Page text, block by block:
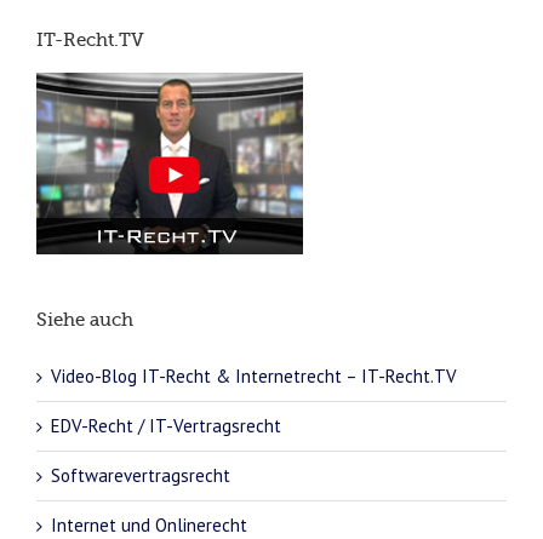
IT-Recht.TV
Siehe auch
Video-Blog IT-Recht & Internetrecht – IT-Recht.TV
EDV-Recht / IT-Vertragsrecht
Softwarevertragsrecht
Internet und Onlinerecht